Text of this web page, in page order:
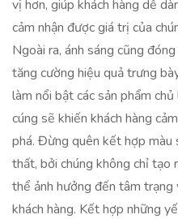
vị hơn, giúp khách hàng dễ
cảm nhận được giá trị của
Ngoài ra, ánh sáng cũng
tăng cường hiệu quả trưng
làm nổi bật các sản phẩm
cúng sẽ khiến khách hàng
phá. Đừng quên kết hợp màu
thất, bởi chúng không chỉ tạo
thể ảnh hưởng đến tâm
khách hàng. Kết hợp những